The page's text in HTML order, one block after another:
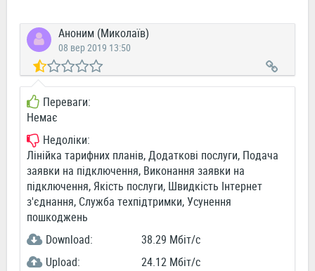
Аноним (Миколаїв)
08 вер 2019 13:50
Переваги:
Немає
Недоліки:
Лінійка тарифних планів, Додаткові послуги, Подача
заявки на підключення, Виконання заявки на
підключення, Якість послуги, Швидкість Інтернет
з'єднання, Служба техпідтримки, Усунення
пошкоджень
Download:
38.29 Мбіт/c
Upload:
24.12 Мбіт/c